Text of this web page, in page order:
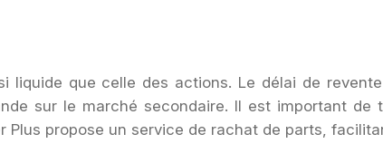
liquide que celle des actions. Le délai de
sur le marché secondaire. Il est important
Plus propose un service de rachat de parts,